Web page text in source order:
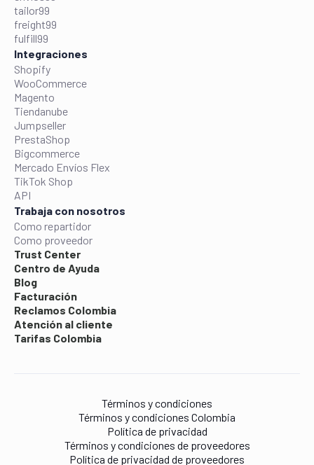
tailor99
freight99
fulfill99
Integraciones
Shopify
WooCommerce
Magento
Tiendanube
Jumpseller
PrestaShop
Bigcommerce
Mercado Envíos Flex
TikTok Shop
API
Trabaja con nosotros
Como repartidor
Como proveedor
Trust Center
Centro de Ayuda
Blog
Facturación
Reclamos Colombia
Atención al cliente
Tarifas Colombia
Términos y condiciones
Términos y condiciones Colombia
Política de privacidad
Términos y condiciones de proveedores
Política de privacidad de proveedores